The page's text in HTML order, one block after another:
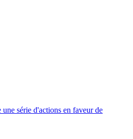
série d'actions en faveur de